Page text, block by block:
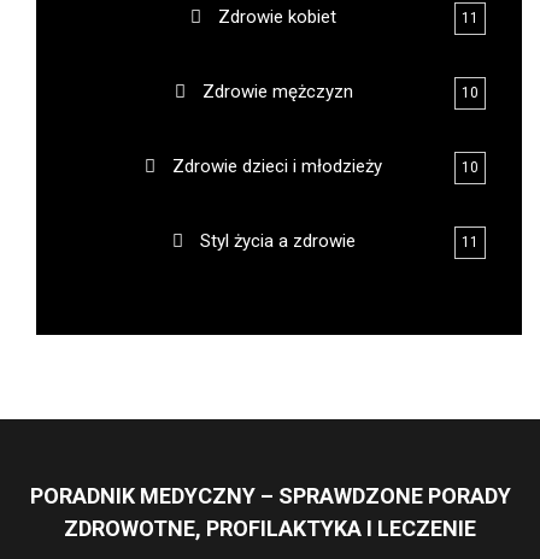
Zdrowie kobiet 11
Zdrowie mężczyzn 10
Zdrowie dzieci i młodzieży 10
Styl życia a zdrowie 11
PORADNIK MEDYCZNY – SPRAWDZONE PORADY
ZDROWOTNE, PROFILAKTYKA I LECZENIE